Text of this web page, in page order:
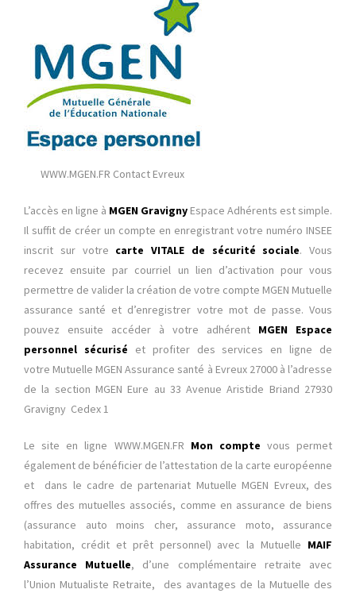
WWW.MGEN.FR Contact Evreux
L’accès en ligne à MGEN Gravigny Espace Adhérents est simple.
Il suffit de créer un compte en enregistrant votre numéro INSEE
inscrit sur votre carte VITALE de sécurité sociale. Vous
recevez ensuite par courriel un lien d’activation pour vous
permettre de valider la création de votre compte MGEN Mutuelle
assurance santé et d’enregistrer votre mot de passe. Vous
pouvez ensuite accéder à votre adhérent MGEN Espace
personnel sécurisé et profiter des services en ligne de
votre Mutuelle MGEN Assurance santé à Evreux 27000 à l’adresse
de la section MGEN Eure au 33 Avenue Aristide Briand 27930
Gravigny Cedex 1
Le site en ligne WWW.MGEN.FR Mon compte vous permet
également de bénéficier de l’attestation de la carte européenne
et dans le cadre de partenariat Mutuelle MGEN Evreux, des
offres des mutuelles associés, comme en assurance de biens
(assurance auto moins cher, assurance moto, assurance
habitation, crédit et prêt personnel) avec la Mutuelle MAIF
Assurance Mutuelle, d’une complémentaire retraite avec
l’Union Mutualiste Retraite, des avantages de la Mutuelle des